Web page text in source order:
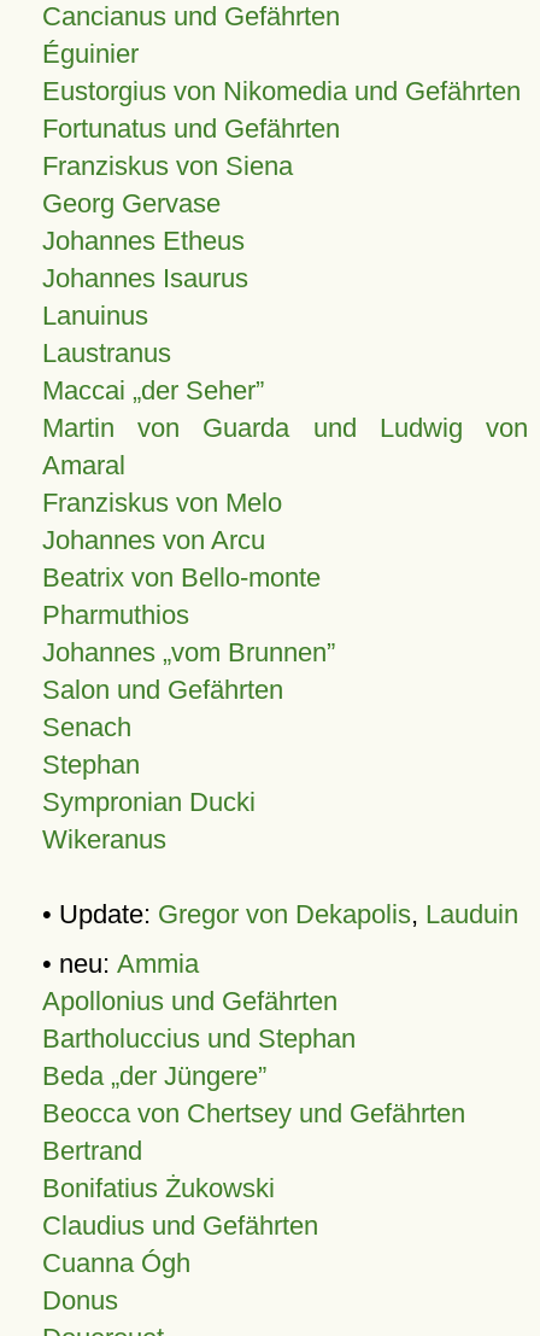
Cancianus und Gefährten
Éguinier
Eustorgius von Nikomedia und Gefährten
Fortunatus und Gefährten
Franziskus von Siena
Georg Gervase
Johannes Etheus
Johannes Isaurus
Lanuinus
Laustranus
Maccai „der Seher”
Martin von Guarda und Ludwig von
Amaral
Franziskus von Melo
Johannes von Arcu
Beatrix von Bello-monte
Pharmuthios
Johannes vom Brunnen
Salon und Gefährten
Senach
Stephan
Sympronian Ducki
Wikeranus
• Update: Gregor von Dekapolis, Lauduin
• neu: Ammia
Apollonius und Gefährten
Bartholuccius und Stephan
Beda „der Jüngere”
Beocca von Chertsey und Gefährten
Bertrand
Bonifatius Żukowski
Claudius und Gefährten
Cuanna Ógh
Donus